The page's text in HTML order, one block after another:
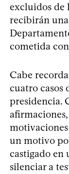
excluidos de
recibirán
cometida
Cabe
cuatro casos
presidencia.
un motivo
castigado en
silenciar a